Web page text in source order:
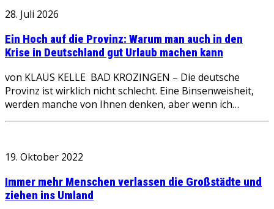
28. Juli 2026
Ein Hoch auf die Provinz: Warum man auch in den
Krise in Deutschland gut Urlaub machen kann
von KLAUS KELLE BAD KROZINGEN – Die deutsche
Provinz ist wirklich nicht schlecht. Eine Binsenweisheit,
werden manche von Ihnen denken, aber wenn ich…
19. Oktober 2022
Immer mehr Menschen verlassen die Großstädte und
ziehen ins Umland